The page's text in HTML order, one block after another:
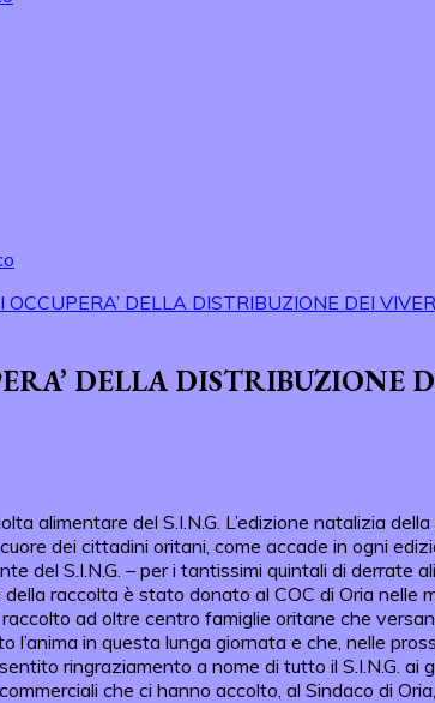
OCCUPERA’ DELLA DISTRIBUZIONE DEI
DELLA DISTRIBUZIONE
alimentare del S.I.N.G. L’edizione natalizia
dei cittadini oritani, come accade in ogni
del S.I.N.G. – per i tantissimi quintali di
raccolta è stato donato al COC di Oria nelle
ad oltre centro famiglie oritane che
l’anima in questa lunga giornata e che, nelle
ringraziamento a nome di tutto il S.I.N.G.
che ci hanno accolto, al Sindaco di